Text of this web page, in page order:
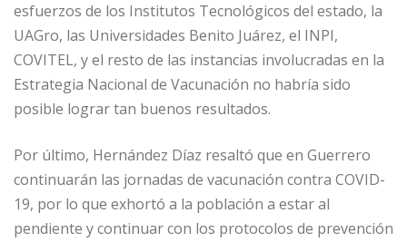
esfuerzos de los Institutos Tecnológicos del estado, la
UAGro, las Universidades Benito Juárez, el INPI,
COVITEL, y el resto de las instancias involucradas en la
Estrategia Nacional de Vacunación no habría sido
posible lograr tan buenos resultados.
Por último, Hernández Díaz resaltó que en Guerrero
continuarán las jornadas de vacunación contra COVID-
19, por lo que exhortó a la población a estar al
pendiente y continuar con los protocolos de prevención